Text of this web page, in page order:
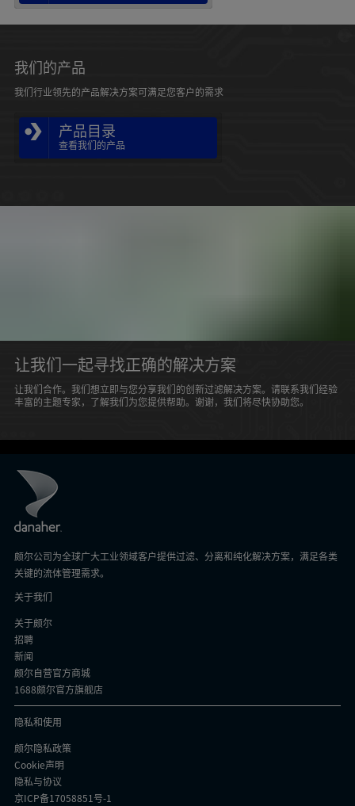
我们的产品
我们行业领先的产品解决方案可满足您客户的需求
产品目录
查看我们的产品
让我们一起寻找正确的解决方案
让我们合作。我们想立即与您分享我们的创新过滤解决方案。请联系我们经验
丰富的主题专家，了解我们为您提供帮助。谢谢，我们将尽快协助您。
颇尔公司为全球广大工业领域客户提供过滤、分离和纯化解决方案，满足各类
关键的流体管理需求。
关于我们
关于颇尔
招聘
新闻
颇尔自营官方商城
1688颇尔官方旗舰店
隐私和使用
颇尔隐私政策
Cookie声明
隐私与协议
京ICP备17058851号-1